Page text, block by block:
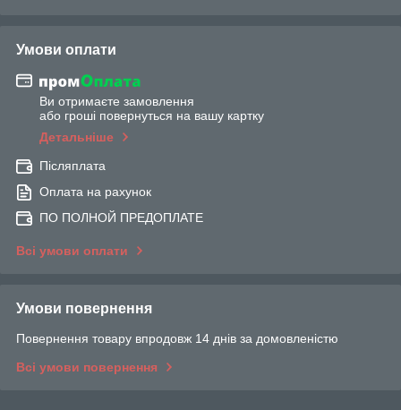
Умови оплати
Ви отримаєте замовлення
або гроші повернуться на вашу картку
Детальніше
Післяплата
Оплата на рахунок
ПО ПОЛНОЙ ПРЕДОПЛАТЕ
Всі умови оплати
Умови повернення
Повернення товару впродовж 14 днів за домовленістю
Всі умови повернення